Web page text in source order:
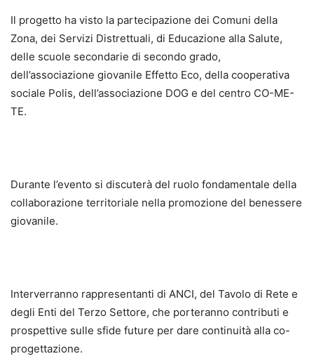
Il progetto ha visto la partecipazione dei Comuni della
Zona, dei Servizi Distrettuali, di Educazione alla Salute,
delle scuole secondarie di secondo grado,
dell’associazione giovanile Effetto Eco, della cooperativa
sociale Polis, dell’associazione DOG e del centro CO-ME-
TE.
Durante l’evento si discuterà del ruolo fondamentale della
collaborazione territoriale nella promozione del benessere
giovanile.
Interverranno rappresentanti di ANCI, del Tavolo di Rete e
degli Enti del Terzo Settore, che porteranno contributi e
prospettive sulle sfide future per dare continuità alla co-
progettazione.